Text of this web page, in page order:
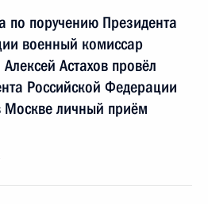
по поручению Президента
военный комиссар
Астахов провёл
Российской Федерации
Москве личный приём